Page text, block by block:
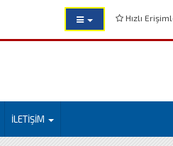
Hızlı
İLETİŞİM